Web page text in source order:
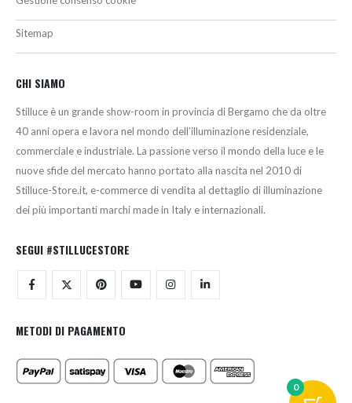
Sitemap
CHI SIAMO
Stilluce è un grande show-room in provincia di Bergamo che da oltre
40 anni opera e lavora nel mondo dell’illuminazione residenziale,
commerciale e industriale. La passione verso il mondo della luce e le
nuove sfide del mercato hanno portato alla nascita nel 2010 di
Stilluce-Store.it, e-commerce di vendita al dettaglio di illuminazione
dei più importanti marchi made in Italy e internazionali.
SEGUI #STILLUCESTORE
METODI DI PAGAMENTO
0